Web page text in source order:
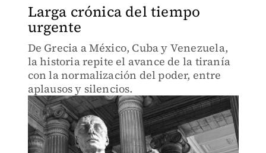
Larga crónica del tiempo
urgente
De Grecia a México, Cuba y Venezuela,
la historia repite el avance de la tiranía
con la normalización del poder, entre
aplausos y silencios.